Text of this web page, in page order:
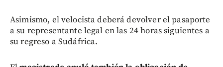
Asimismo, el velocista deberá devolver el pasaporte
a su representante legal en las 24 horas siguientes a
su regreso a Sudáfrica.